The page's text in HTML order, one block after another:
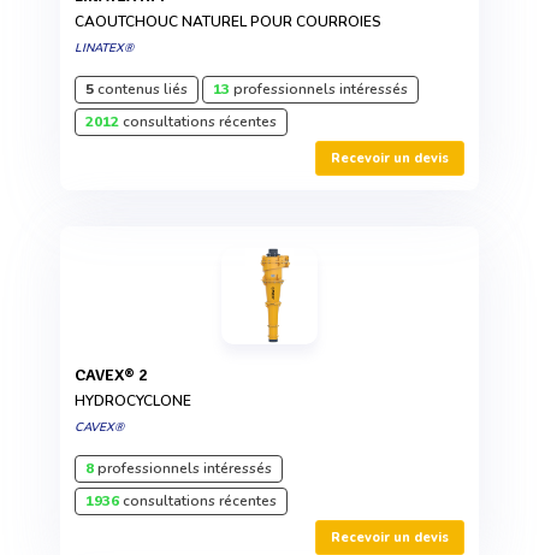
CAOUTCHOUC NATUREL POUR COURROIES
LINATEX®
5contenus liés 13 professionnels intéressés
2012consultations récentes
Recevoir un devis
CAVEX® 2
HYDROCYCLONE
CAVEX®
8professionnels intéressés
1936consultations récentes
Recevoir un devis